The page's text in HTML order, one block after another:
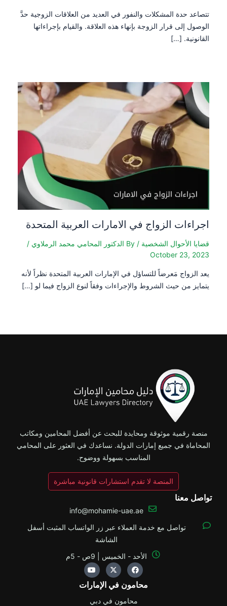
المشكلات والنفور في العديد من العلاقات الزوجية حدَّ
قرار الزوجة بإنهاء هذه العلاقة. والقيام بإجراءاتها
الزواج في الامارات العربية المتحدة
الشخصية/ By الدكتور المحامي محمد الرملاوي/
October
مَعرضاً للتساؤل في الإمارات العربية المتحدة نظراً لأنه
حيث الشروط والإجراءات وفقاً لنوع الزواج فيما لو […]
موثوقة ومحايدة للبحث عن أفضل المحامين ومكاتب
في جميع إمارات الدولة. نساعدك في العثور على المحامي
المناسب بسهولة ووضوح.
المنصة لا تقدم استشارات قانونية مباشرة
محامون في الإمارات
محامون في دبي
info@mohamie-uae.ae
تواصل مع خدمة العملاء عبر زر الواتساب المثبت أسفل
الأحد - الخميس | 9ص - 5م
Y
o
u
t
b